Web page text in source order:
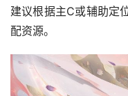
建议根据主C或辅助定
配资源。